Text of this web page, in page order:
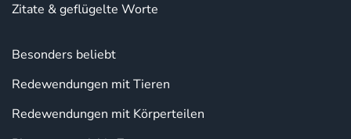
Zitate & geflügelte Worte
Besonders beliebt
Redewendungen mit Tieren
Redewendungen mit Körperteilen